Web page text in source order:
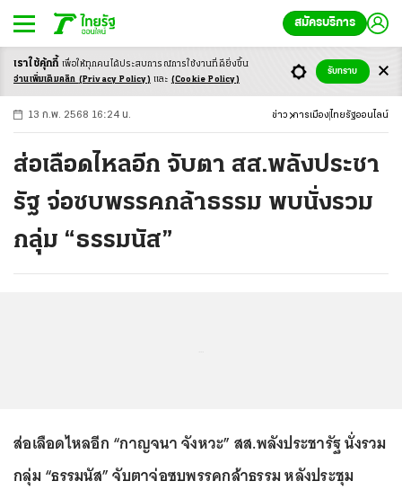
สมัครบริการ
-ก ก ก+
13 ก.พ. 2568 16:24 น. ข่าว การเมือง ไทยรัฐออนไลน์
ส่อเลือดไหลอีก จับตา สส.พลังประชา
รัฐ จ่อซบพรรคกล้าธรรม พบนั่งรวม
กลุ่ม “ธรรมนัส”
ส่อเลือดไหลอีก “กาญจนา จังหวะ” สส.พลังประชารัฐ นั่งรวม
กลุ่ม “ธรรมนัส” จับตาจ่อซบพรรคกล้าธรรม หลังประชุม
เราใช้คุ้กกี้ เพื่อให้ทุกคนได้ประสบการณ์การใช้งานที่ดียิ่งขึ้น
อ่านเพิ่มเติมคลิก (Privacy Policy) และ (Cookie Policy)
รับทราบ